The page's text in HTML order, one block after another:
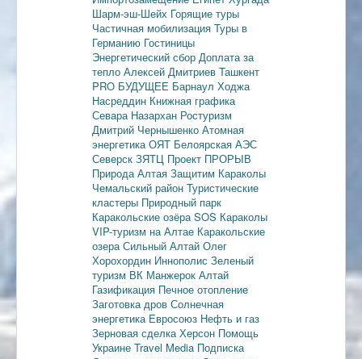
Шарм-эш-Шейх Горящие туры
Частичная мобилизация Туры в
Германию Гостиницы
Энергетический сбор Доплата за
тепло Алексей Дмитриев Ташкент
PRO БУДУЩЕЕ Барнаул Ходжа
Насреддин Книжная графика
Севара Назархан Ростуризм
Дмитрий Чернышенко Атомная
энергетика ОЯТ Белоярская АЭС
Северск ЗЯТЦ Проект ПРОРЫВ
Природа Алтая Защитим Караколы
Чемальский район Туристические
кластеры Природный парк
Каракольские озёра SOS Караколы
VIP-туризм на Алтае Каракольские
озера Сильный Алтай Олег
Хорохордин Иннополис Зеленый
туризм ВК Манжерок Алтай
Газификация Печное отопление
Заготовка дров Солнечная
энергетика Евросоюз Нефть и газ
Зерновая сделка Херсон Помощь
Украине Travel Media Подписка